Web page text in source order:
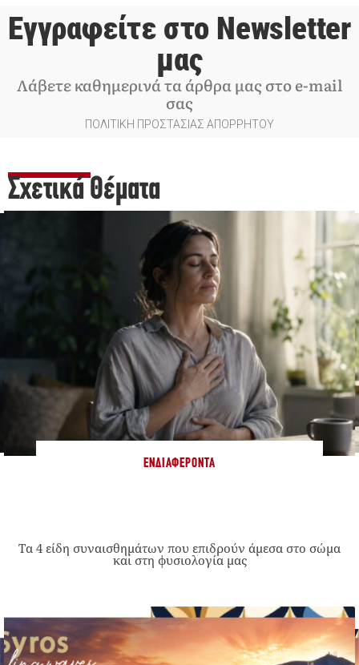
Εγγραφείτε στο Newsletter
μας
Λάβετε καθημερινά τα άρθρα μας στο e-mail
σας
ΠΟΛΙΤΙΚΗ ΠΡΟΣΤΑΣΙΑΣ ΑΠΟΡΡΗΤΟΥ
Σχετικά Θέματα
ΕΝΔΙΑΦΈΡΟΝΤΑ
Τα 4 είδη συναισθημάτων που επιδρούν άμεσα στο σώμα
και στη φυσιολογία μας